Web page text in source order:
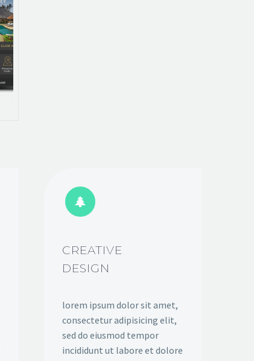


CREATIVE
DESIGN
lorem ipsum dolor sit amet,
consectetur adipisicing elit,
sed do eiusmod tempor
incididunt ut labore et dolore